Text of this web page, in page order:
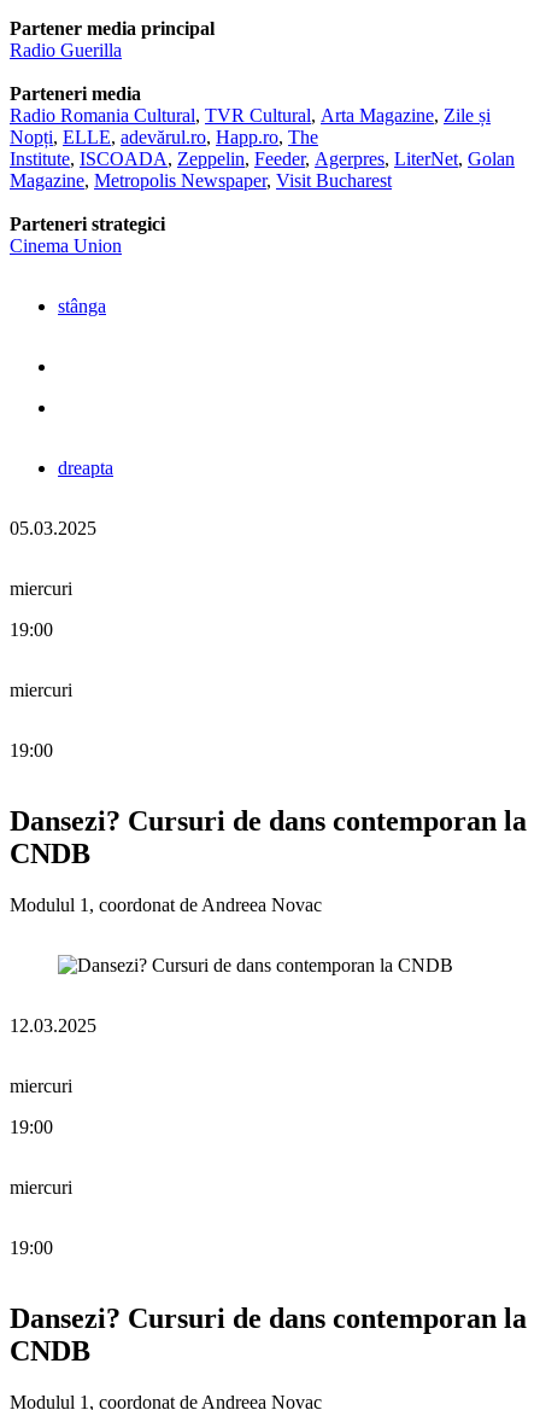
Partener media principal
Radio Guerilla
Parteneri media
Radio Romania Cultural, TVR Cultural, Arta Magazine, Zile și
Nopți, ELLE, adevărul.ro, Happ.ro, The
Institute, ISCOADA, Zeppelin, Feeder, Agerpres, LiterNet, Golan
Magazine, Metropolis Newspaper, Visit Bucharest
Parteneri strategici
Cinema Union
stânga
dreapta
05.03.2025
miercuri
19:00
miercuri
19:00
Dansezi? Cursuri de dans contemporan la
CNDB
Modulul 1, coordonat de Andreea Novac
12.03.2025
miercuri
19:00
miercuri
19:00
Dansezi? Cursuri de dans contemporan la
CNDB
Modulul 1, coordonat de Andreea Novac